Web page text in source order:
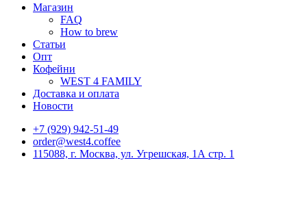
Магазин
FAQ
How to brew
Статьи
Опт
Кофейни
WEST 4 FAMILY
Доставка и оплата
Новости
+7 (929) 942-51-49
order@west4.coffee
115088, г. Москва, ул. Угрешская, 1А стр. 1